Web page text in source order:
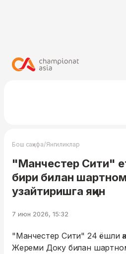
Бош саҳифа/Янгиликлар
"Манчестер Сити"
бири билан
узайтиришга яқин
7 июн 2026, 15:32
"Манчестер Сити" 24 ёшли
Жереми Доку билан